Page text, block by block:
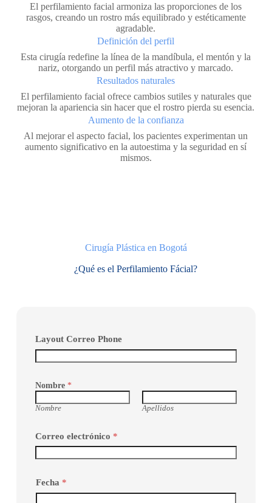
El perfilamiento facial armoniza las proporciones de los
rasgos, creando un rostro más equilibrado y estéticamente
agradable.
Definición del perfil
Esta cirugía redefine la línea de la mandíbula, el mentón y la
nariz, otorgando un perfil más atractivo y marcado.
Resultados naturales
El perfilamiento facial ofrece cambios sutiles y naturales que
mejoran la apariencia sin hacer que el rostro pierda su esencia.
Aumento de la confianza
Al mejorar el aspecto facial, los pacientes experimentan un
aumento significativo en la autoestima y la seguridad en sí
mismos.
Cirugía Plástica en Bogotá
¿Qué es el Perfilamiento Fácial?
Layout Correo Phone
Nombre *
Nombre Apellidos
Correo electrónico *
Fecha *